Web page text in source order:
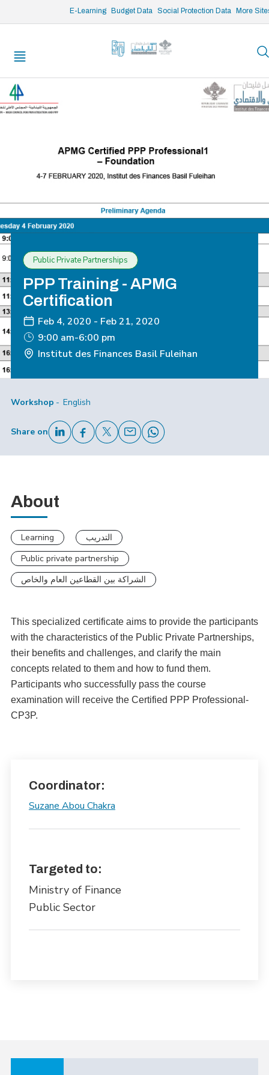
E-Learning Budget Data Social Protection Data More
/* opened search */
Public Private Partnerships
PPP Training - APMG
Certification
Feb 4, 2020 - Feb 21, 2020
9:00 am-6:00 pm
Institut des Finances Basil Fuleihan
Workshop English
Share on
About
Learning
التدريب
Public private partnership
الشراكة بين القطاعين العام والخاص
This specialized certificate aims to provide the participants
with the characteristics of the Public Private Partnerships,
their benefits and challenges, and clarify the main
concepts related to them and how to fund them.
Participants who successfully pass the course
examination will receive the Certified PPP Professional-
CP3P.
Coordinator:
Suzane Abou Chakra
Targeted to:
Ministry of Finance
Public Sector